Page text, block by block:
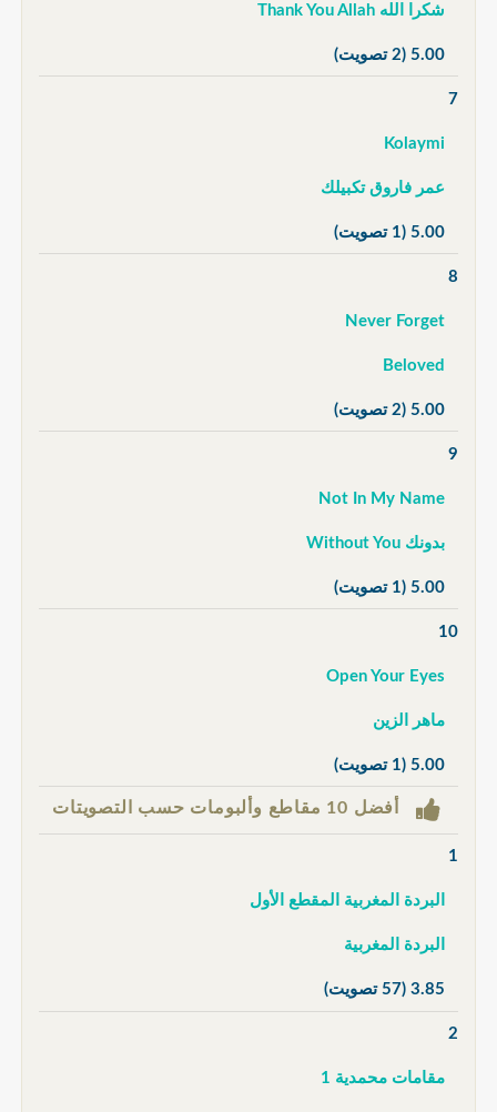
شكرا الله Thank You Allah
5.00 (2 تصويت)
7
Kolaymi
عمر فاروق تكبيلك
5.00 (1 تصويت)
8
Never Forget
Beloved
5.00 (2 تصويت)
9
Not In My Name
بدونك Without You
5.00 (1 تصويت)
10
Open Your Eyes
ماهر الزين
5.00 (1 تصويت)
أفضل 10 مقاطع وألبومات حسب التصويتات
1
البردة المغربية المقطع الأول
البردة المغربية
3.85 (57 تصويت)
2
مقامات محمدية 1